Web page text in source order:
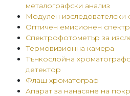
металографски анализ
Модулен
Оптичен емисионен
Спектрофотометър за
Термовизионна камера
Тънкослойна
детектор
Флаш хроматограф
Апарат за нанасяне на